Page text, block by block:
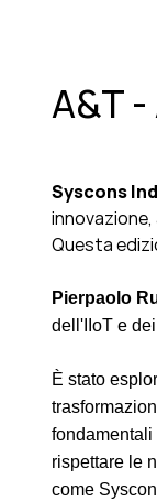
A&T
Syscons
Questa
Pierpaolo
dell'IIoT e
È stato
rispettare le
come